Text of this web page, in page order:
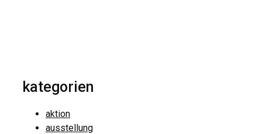
kategorien
aktion
ausstellung